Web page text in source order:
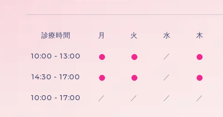
診療時間 月 火 水 木
10:00 - 13:00 ／
14:30 - 17:00 ／
10:00 - 17:00 ／ ／ ／ ／